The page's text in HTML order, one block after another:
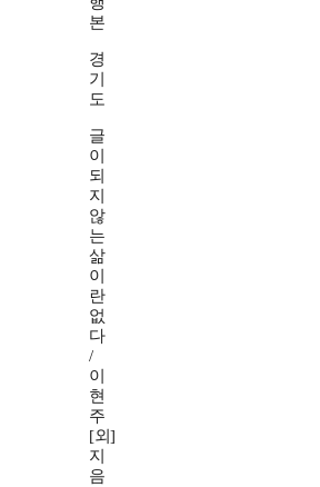
본
경
기
도
글
이
되
지
않
는
삶
이
란
없
다
/
이
현
주
[외]
지
음